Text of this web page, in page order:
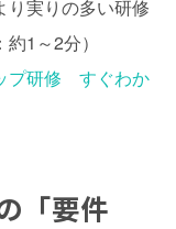
り実りの多い研修
1～2分）
プ研修 すぐわか
「要件